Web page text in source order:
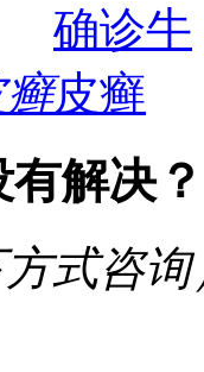
解决？
方式咨询